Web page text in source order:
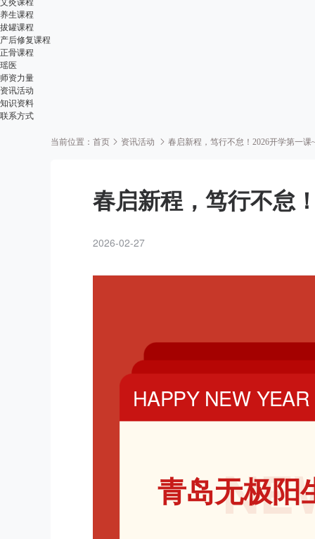
养生课程
拔罐课程
产后修复课程
正骨课程
瑶医
师资力量
资讯活动
知识资料
联系方式
当前位置： 首页 资讯活动 春启新程，笃行不怠！2026开学第一课
春启新程，笃行不怠
2026-02-27
HAPPY NEW YEAR
青岛无极阳